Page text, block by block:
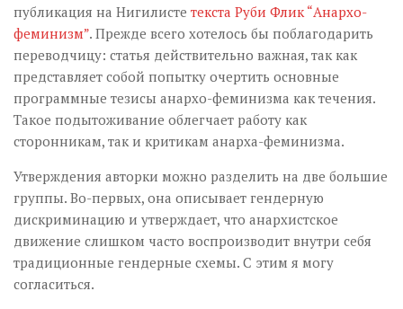
публикация на Нигилисте текста Руби Флик “Анархо-
феминизм”. Прежде всего хотелось бы поблагодарить
переводчицу: статья действительно важная, так как
представляет собой попытку очертить основные
программные тезисы анархо-феминизма как течения.
Такое подытоживание облегчает работу как
сторонникам, так и критикам анарха-феминизма.
Утверждения авторки можно разделить на две большие
группы. Во-первых, она описывает гендерную
дискриминацию и утверждает, что анархистское
движение слишком часто воспроизводит внутри себя
традиционные гендерные схемы. С этим я могу
согласиться.